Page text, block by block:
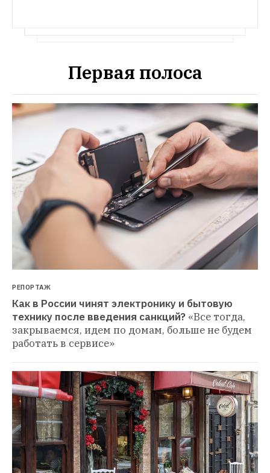
Первая полоса
РЕПОРТАЖ
Как в России чинят электронику и бытовую
технику после введения санкций? «Все тогда,
закрываемся, идем по домам, больше не будем
работать в сервисе»